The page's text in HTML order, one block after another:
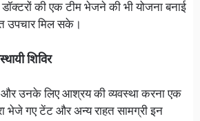
की एक टीम भेजने की भी योजना बनाई
उपचार मिल सके।
शिविर
और उनके लिए आश्रय की व्यवस्था करना एक
भेजे गए टेंट और अन्य राहत सामग्री इन